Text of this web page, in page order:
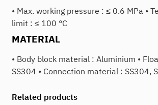
• Max. working pressure : ≤ 0.6 MPa •
limit : ≤ 100 °C
MATERIAL
• Body block material : Aluminium •
SS304 • Connection material : SS304,
Related products